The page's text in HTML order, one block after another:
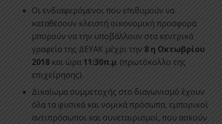
Οι ενδιαφερόμενοι που επιθυμούν να
καταθέσουν κλειστή οικονομική προσφορά
μπορούν να την υποβάλλουν στα κεντρικά
γραφεία της ΔΕΥΑΚ μέχρι την 8 η Οκτωβρίου
2018 και ώρα 11:30π.μ. (πρωτόκολλο της
επιχείρησης).
Δικαίωμα συμμετοχής στο διαγωνισμό έχουν
όλα τα φυσικά και νομικά πρόσωπα, εμπορικοί
αντιπρόσωποι και συνεταιρισμοί, που ασκούν